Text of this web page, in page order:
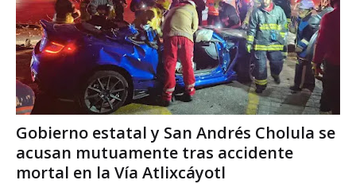
Gobierno estatal y San Andrés Cholula se
acusan mutuamente tras accidente
mortal en la Vía Atlixcáyotl